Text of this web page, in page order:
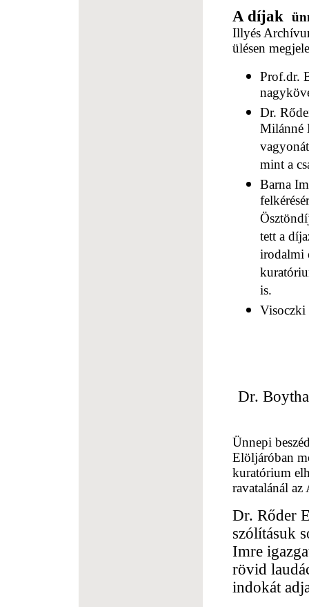
A díjak
Illyés
ülésen
Prof.dr.
Dr.
Milánné
mint a
Barna
tett a
irodalmi
is.
Visoczki
Dr.
Ünnepi
Elöljáróban
kuratórium
ravatalánál
Dr. Rőder
szólításuk
Imre
rövid
indokát